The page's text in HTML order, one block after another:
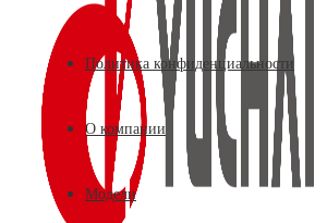
Политика конфиденциальности
О компании
Модели